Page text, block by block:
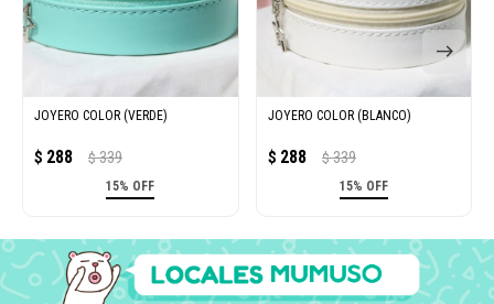
JOYERO COLOR (VERDE)
$ 288 $ 339
15% OFF
JOYERO COLOR (BLANCO)
$ 288 $ 339
15% OFF